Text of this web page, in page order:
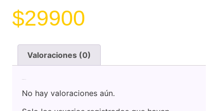
$29900
Valoraciones (0)
No hay valoraciones aún.